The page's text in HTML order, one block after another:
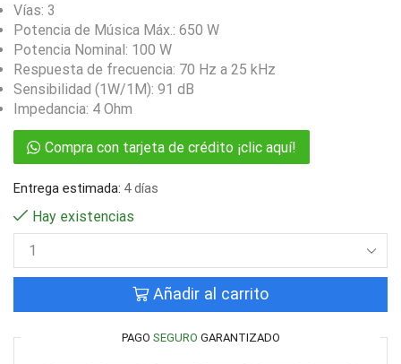
Vías: 3
Potencia de Música Máx.: 650 W
Potencia Nominal: 100 W
Respuesta de frecuencia: 70 Hz a 25 kHz
Sensibilidad (1W/1M): 91 dB
Impedancia: 4 Ohm
Compra con tarjeta de crédito ¡clic aquí!
Entrega estimada: 4 días
Hay existencias
Añadir al carrito
PAGO SEGURO GARANTIZADO